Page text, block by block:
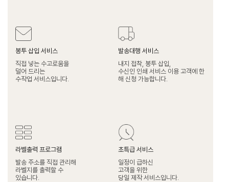
봉투 삽입 서비스
직접 넣는 수고로움을
덜어 드리는
수작업 서비스입니다.
발송대행 서비스
내지 접착, 봉투 삽입,
수신인 인쇄 서비스 이용 고객에 한
해 신청 가능합니다.
라벨출력 프로그램
발송 주소를 직접 관리해
라벨지를 출력할 수
있습니다.
초특급 서비스
일정이 급하신
고객을 위한
당일 제작 서비스입니다.